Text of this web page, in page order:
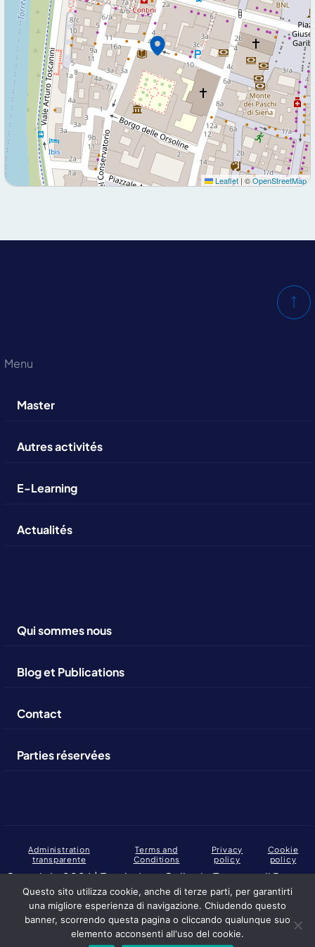
Leaflet | ©OpenStreetMap
Menu
Master
Autres activités
E-Learning
Actualités
Qui sommes nous
Blog et Publications
Contact
Parties réservées
Administration
transparente
Terms and
Conditions
Privacy
policy
Cookie
policy
Copyright 2026 | Fondazione Collegio Europeo di Parma.
C.F., P. IVA: 02317230346
Altuofianco selected by the European College of Parma Foundation
Questo sito utilizza cookie, anche di terze parti, per garantirti
una migliore esperienza di navigazione. Chiudendo questo
banner, scorrendo questa pagina o cliccando qualunque suo
elemento acconsenti all'uso del cookie.